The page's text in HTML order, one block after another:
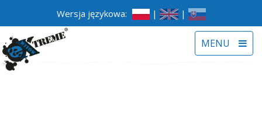
Wersja językowa: | |
MENU Toggle